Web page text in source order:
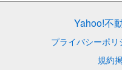
Yahoo!不
プライバシーポリ
規約